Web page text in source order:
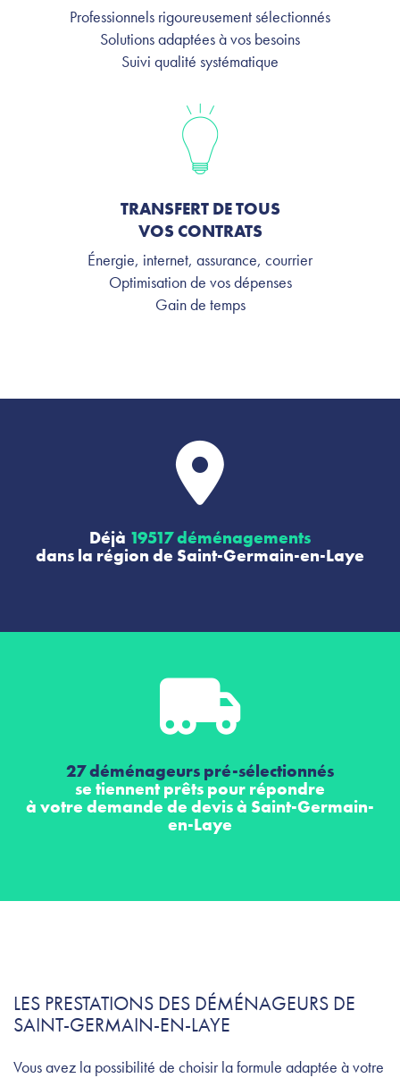
Professionnels rigoureusement sélectionnés
Solutions adaptées à vos besoins
Suivi qualité systématique
TRANSFERT DE TOUS
VOS CONTRATS
Énergie, internet, assurance, courrier
Optimisation de vos dépenses
Gain de temps
Déjà 19517 déménagements
dans la région de Saint-Germain-en-Laye
27 déménageurs pré-sélectionnés
se tiennent prêts pour répondre
à votre demande de devis à Saint-Germain-
en-Laye
LES PRESTATIONS DES DÉMÉNAGEURS DE
SAINT-GERMAIN-EN-LAYE
Vous avez la possibilité de choisir la formule adaptée à votre